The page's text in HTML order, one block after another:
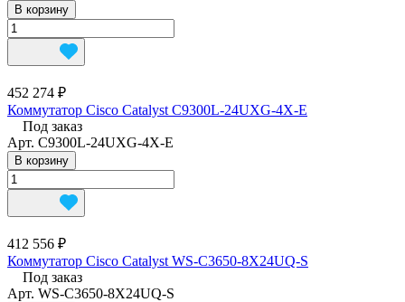
В корзину
452 274 ₽
Коммутатор Cisco Catalyst C9300L-24UXG-4X-E
Под заказ
Арт. C9300L-24UXG-4X-E
В корзину
412 556 ₽
Коммутатор Cisco Catalyst WS-C3650-8X24UQ-S
Под заказ
Арт. WS-C3650-8X24UQ-S